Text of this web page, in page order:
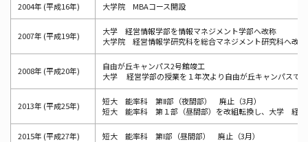
2004年 (平成16年) 大学院 MBAコース開設
2007年 (平成19年)
大学 経営情報学部を情報マネジメント学部へ改称
大学院 経営情報学研究科を総合マネジメント研究科へ改称
2008年 (平成20年)
自由が丘キャンパス2号館竣工
大学 経営学部の授業を１年次より自由が丘キャンパスで
2013年 (平成25年)
短大 能率科 第Ⅱ部（夜間部） 廃止（3月）
短大 能率科 第１部（昼間部）を改組転換し、大学 経
2015年 (平成27年) 短大 能率科 第Ⅰ部（昼間部） 廃止（3月）